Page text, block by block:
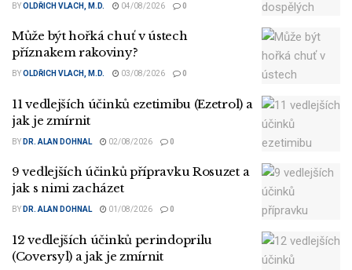
BYOLDŘICH VLACH, M.D. 04/08/2026 0
Může být hořká chuť v ústech
příznakem rakoviny?
BYOLDŘICH VLACH, M.D. 03/08/2026 0
11 vedlejších účinků ezetimibu (Ezetrol) a
jak je zmírnit
BY DR. ALAN DOHNAL 02/08/2026 0
9 vedlejších účinků přípravku Rosuzet a
jak s nimi zacházet
BY DR. ALAN DOHNAL 01/08/2026 0
12 vedlejších účinků perindoprilu
(Coversyl) a jak je zmírnit